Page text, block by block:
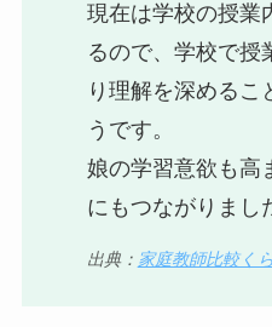
現在は学校の授業
るので、学校で授
り理解を深めるこ
うです。
娘の学習意欲も高
にもつながりまし
出典： 家庭教師比較く